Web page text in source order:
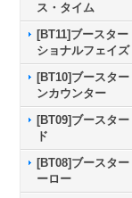
ス・タイム
[BT11]ブースタ
ショナルフェイズ
[BT10]ブースタ
ンカウンター
[BT09]ブースタ
ド
[BT08]ブースタ
ーロー